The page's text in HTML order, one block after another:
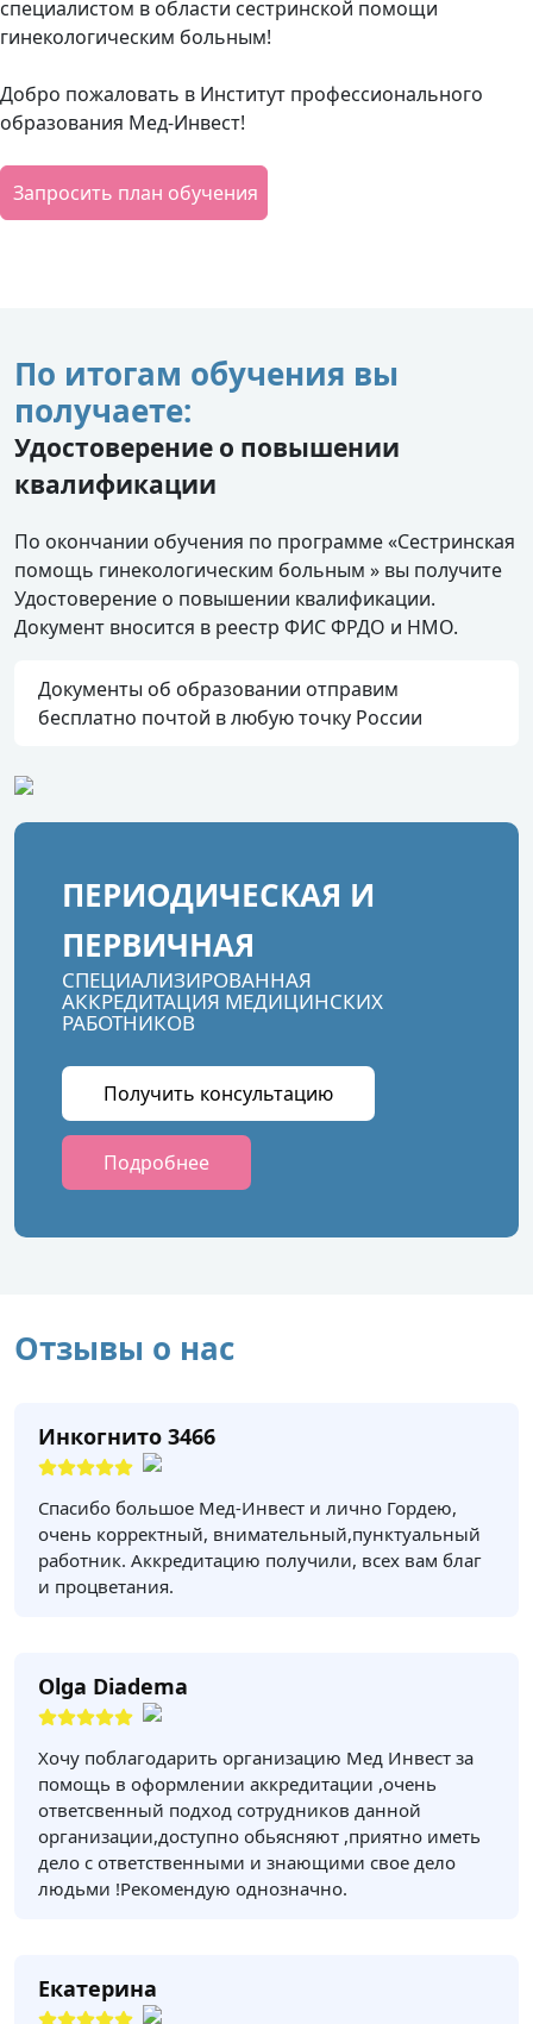
специалистом в области сестринской помощи
гинекологическим больным!
Добро пожаловать в Институт профессионального
образования Мед-Инвест!
Запросить план обучения
По итогам обучения вы
получаете:
Удостоверение о повышении
квалификации
По окончании обучения по программе «Сестринская
помощь гинекологическим больным » вы получите
Удостоверение о повышении квалификации.
Документ вносится в реестр ФИС ФРДО и НМО.
Документы об образовании отправим
бесплатно почтой в любую точку России
ПЕРИОДИЧЕСКАЯ И
ПЕРВИЧНАЯ
СПЕЦИАЛИЗИРОВАННАЯ
АККРЕДИТАЦИЯ МЕДИЦИНСКИХ
РАБОТНИКОВ
Получить консультацию
Подробнее
Отзывы о нас
Инкогнито 3466
Спасибо большое Мед-Инвест и лично Гордею,
очень корректный, внимательный,пунктуальный
работник. Аккредитацию получили, всех вам благ
и процветания.
Olga Diadema
Хочу поблагодарить организацию Мед Инвест за
помощь в оформлении аккредитации ,очень
ответсвенный подход сотрудников данной
организации,доступно обьясняют ,приятно иметь
дело с ответственными и знающими свое дело
людьми !Рекомендую однозначно.
Екатерина